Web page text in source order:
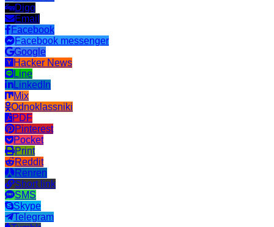
Digg
Email
Facebook
Facebook messenger
Google
Hacker News
Line
LinkedIn
Mix
Odnoklassniki
PDF
Pinterest
Pocket
Print
Reddit
Renren
Short link
SMS
Skype
Telegram